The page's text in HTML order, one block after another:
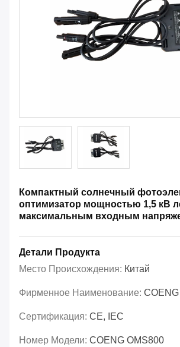
Компактный солнечный
оптимизатор мощностью 1,5 кВ
максимальным входным
Детали Продукта
Место Происхождения: Китай
Фирменное Наименование: COENG
Сертификация: CE, IEC
Номер Модели: COENG OMS800